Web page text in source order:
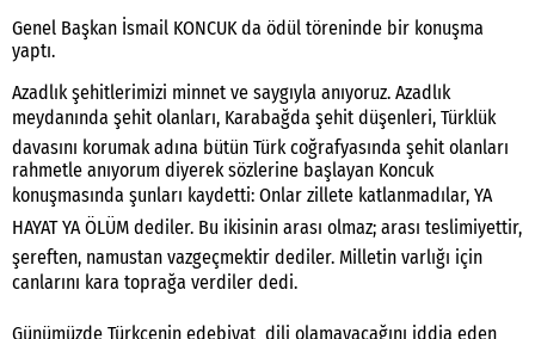
Genel Başkan İsmail KONCUK da ödül töreninde bir konuşma
yaptı.
Azadlık şehitlerimizi minnet ve saygıyla anıyoruz. Azadlık
meydanında şehit olanları, Karabağda şehit düşenleri, Türklük
davasını korumak adına bütün Türk coğrafyasında şehit olanları
rahmetle anıyorum diyerek sözlerine başlayan Koncuk
konuşmasında şunları kaydetti: Onlar zillete katlanmadılar, YA
HAYAT YA ÖLÜM dediler. Bu ikisinin arası olmaz; arası teslimiyettir,
şereften, namustan vazgeçmektir dediler. Milletin varlığı için
canlarını kara toprağa verdiler dedi.
Günümüzde Türkçenin edebiyat dili olamayacağını iddia eden